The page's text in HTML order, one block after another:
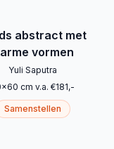
abstract met
vormen
Yuli Saputra
x60 cm v.a. €181,-
Samenstellen